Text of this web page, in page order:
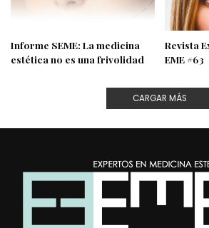
Informe SEME: La medicina
estética no es una frivolidad
Revista
EME #63
CARGAR MÁS